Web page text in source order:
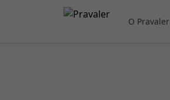
Pular para o conteúdo principal
O Pravaler